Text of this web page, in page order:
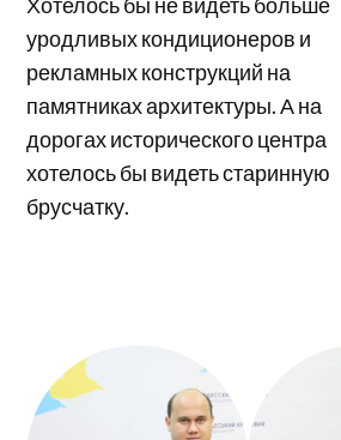
уродливых кондиционеров и
рекламных конструкций на
памятниках архитектуры. А на
дорогах исторического центра
хотелось бы видеть старинную
брусчатку.